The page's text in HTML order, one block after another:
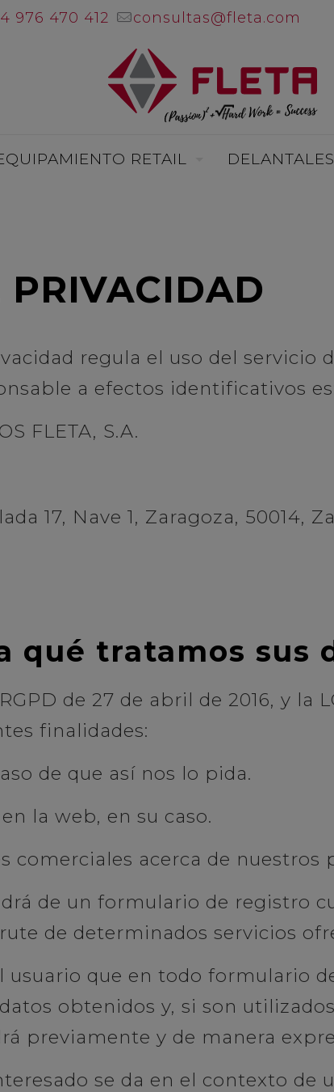
976 470 412 consultas@fleta.com
RETAIL DELANTALES
regula el uso del
a efectos identificativos
FLETA, S.A.
17, Nave 1, Zaragoza, 50014,
qué tratamos sus
de 27 de abril de 2016, y la
finalidades:
de que así nos lo pida.
la web, en su caso.
comerciales acerca de nuestros
de un formulario de registro
de determinados servicios
usuario que en todo formulario
obtenidos y, si son
previamente y de manera
se da en el contexto de